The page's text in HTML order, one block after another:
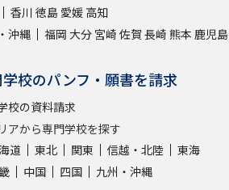
香川 徳島 愛媛 高知
沖縄
福岡 大分 宮崎 佐賀 長崎 熊本 鹿児島
校のパンフ・願書を請求
校の資料請求
アから専門学校を探す
道
東北 関東 信越・北陸
東海
中国 四国 九州・沖縄